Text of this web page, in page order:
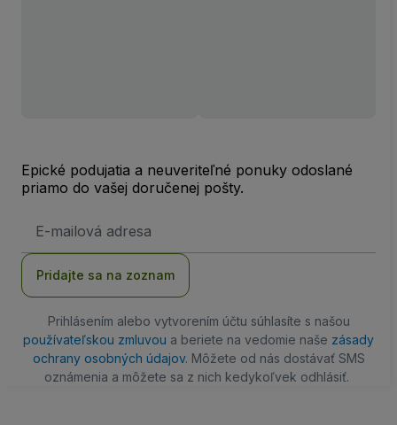
Epické podujatia a neuveriteľné ponuky odoslané
priamo do vašej doručenej pošty.
mailová
Pridajte sa na zoznam
Prihlásením alebo vytvorením účtu súhlasíte s našou
používateľskou zmluvou a beriete na vedomie naše zásady
ochrany osobných údajov. Môžete od nás dostávať SMS
oznámenia a môžete sa z nich kedykoľvek odhlásiť.